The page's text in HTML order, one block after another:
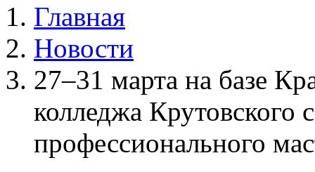
Главная
Новости
27–31 марта на базе
колледжа Крутовского
профессионального